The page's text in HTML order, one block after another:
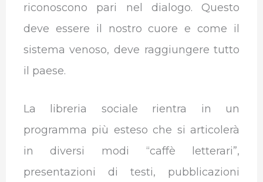
riconoscono pari nel dialogo. Questo
deve essere il nostro cuore e come il
sistema venoso, deve raggiungere tutto
il paese.
La libreria sociale rientra in un
programma più esteso che si articolerà
in diversi modi “caffè letterari”,
presentazioni di testi, pubblicazioni